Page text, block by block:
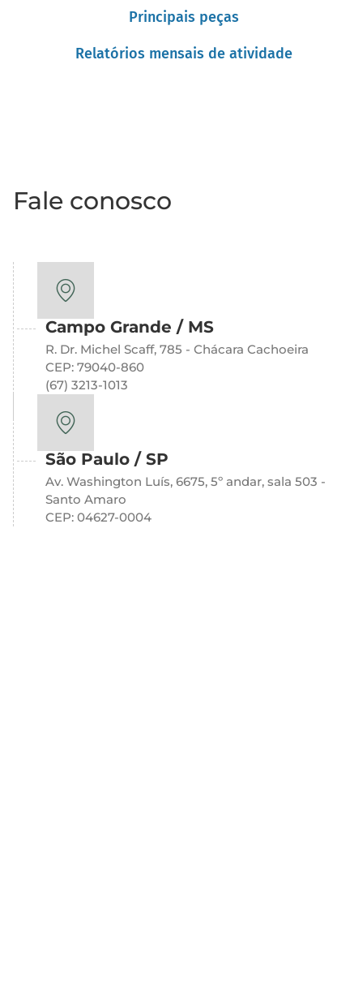
Principais peças
Relatórios mensais de atividade
Fale conosco
Campo Grande / MS
R. Dr. Michel Scaff, 785 - Chácara Cachoeira
CEP: 79040-860
(67) 3213-1013
São Paulo / SP
Av. Washington Luís, 6675, 5º andar, sala 503 -
Santo Amaro
CEP: 04627-0004